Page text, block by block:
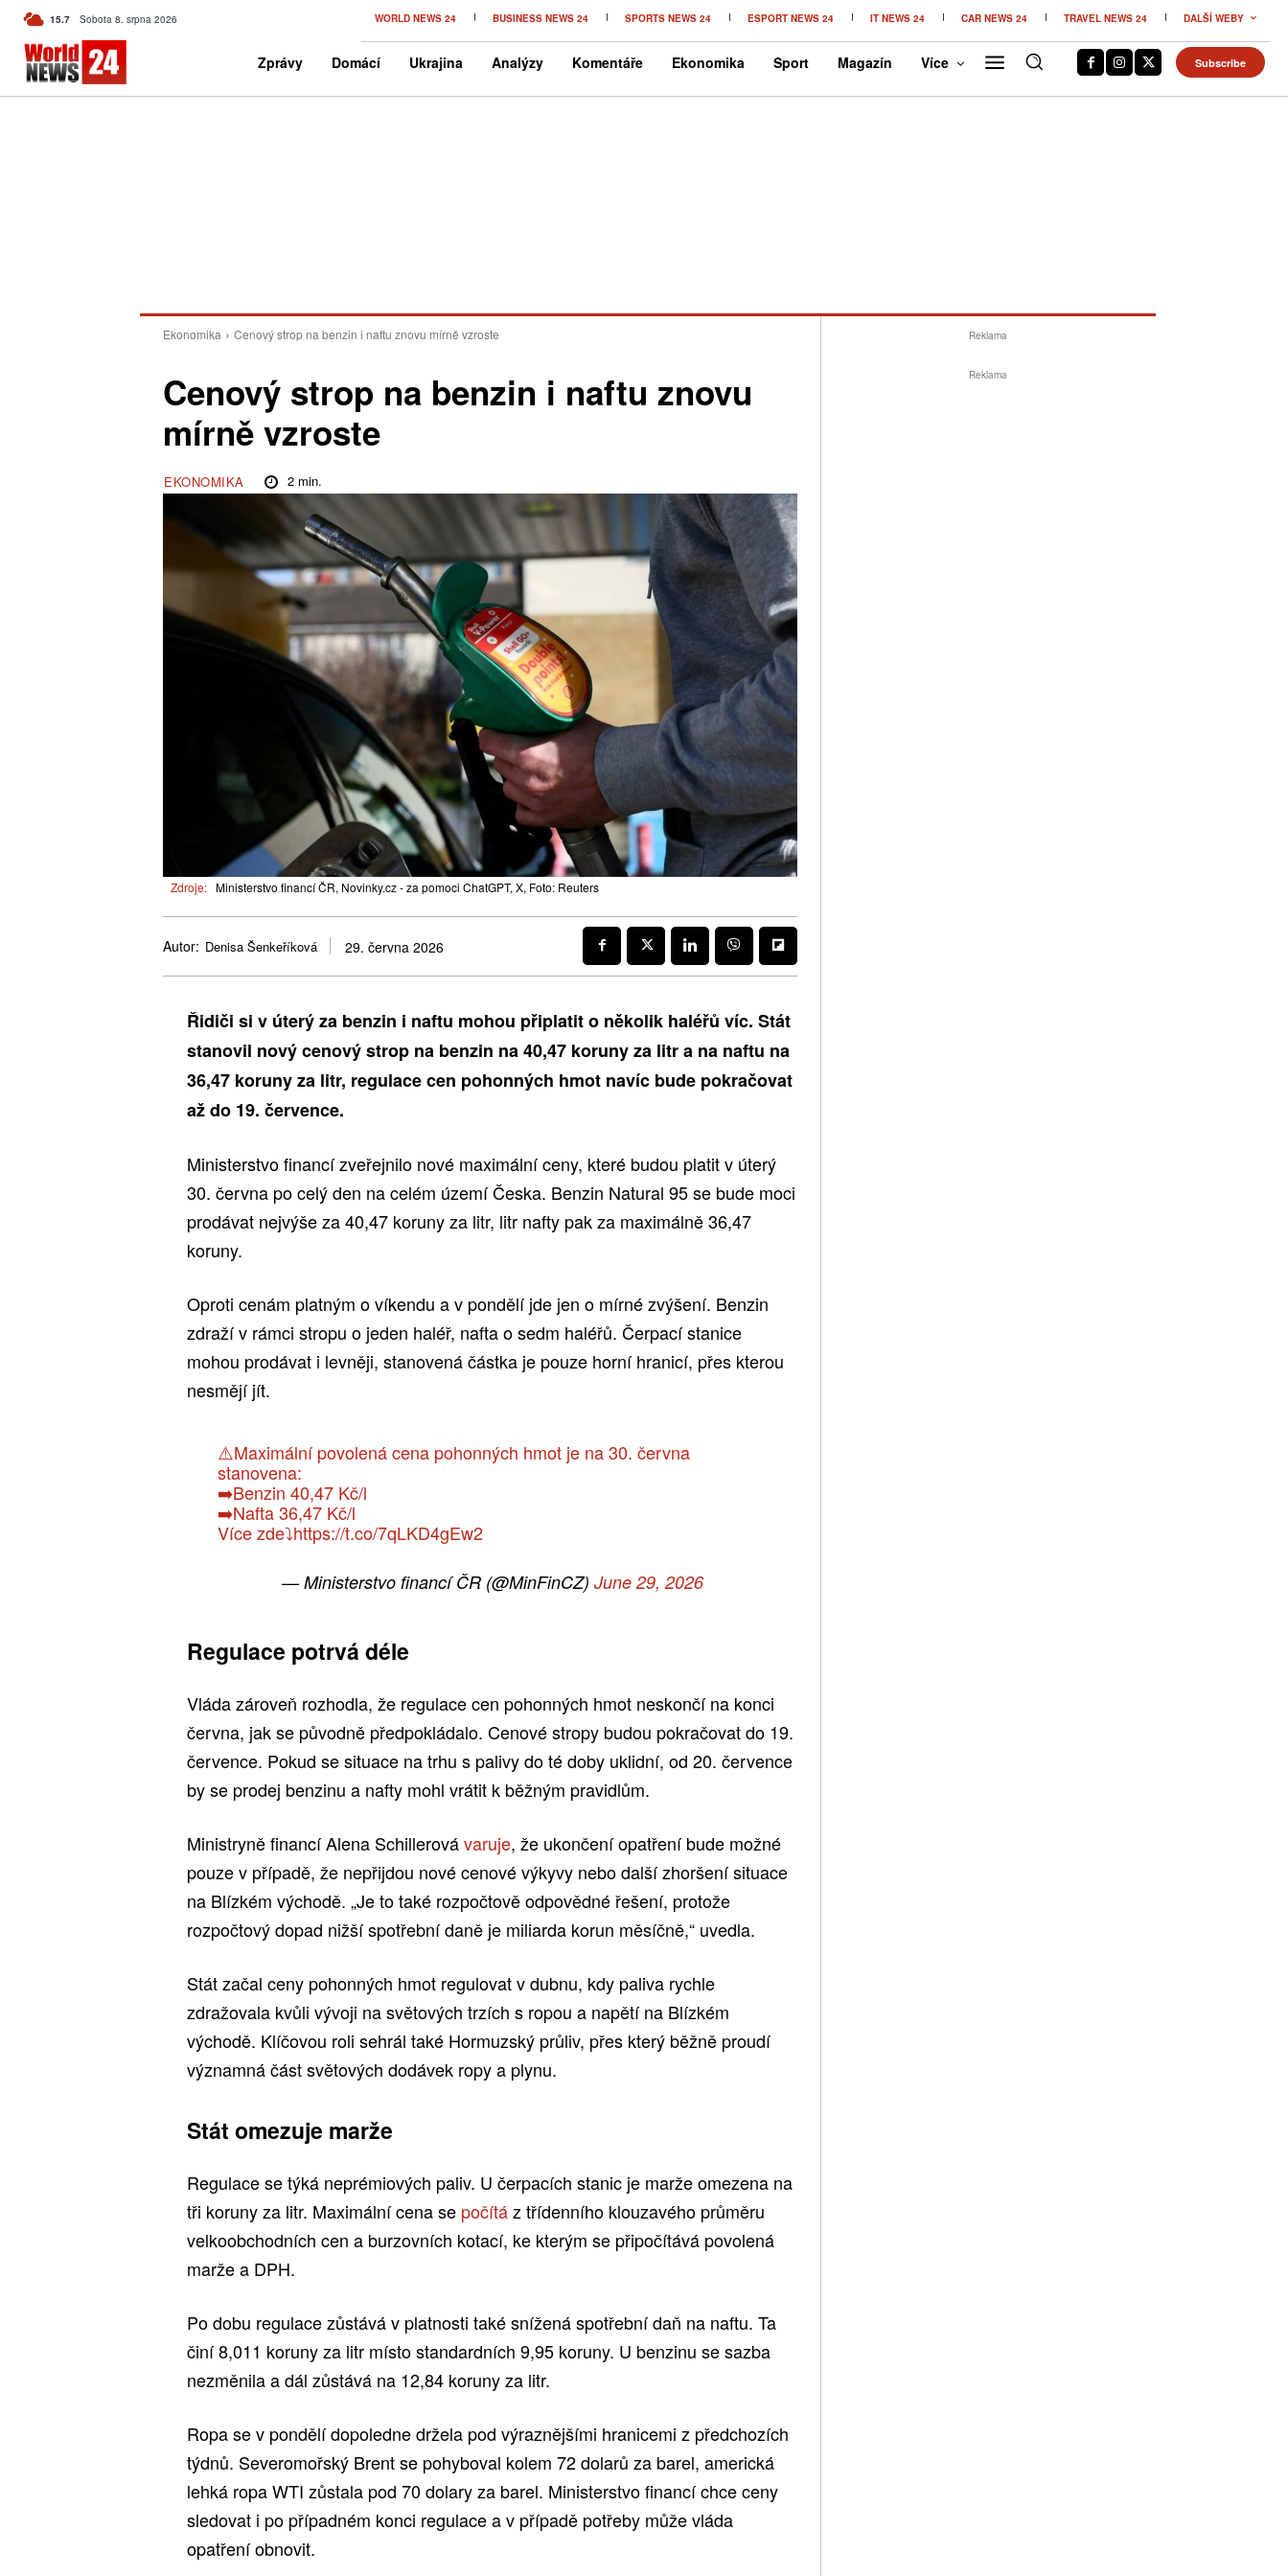
15.7 C Czech
Sobota 8. srpna 2026 WORLD NEWS 24 BUSINESS NEWS 24 SPORTS NEWS 24 ESPORT NEWS 24 IT NEWS 24 CAR NEWS 24 TRAVEL NEWS 24 DALŠÍ WEBY
Zprávy Domácí Ukrajina Analýzy Komentáře Ekonomika Sport Magazín Více Subscribe
Ekonomika Cenový strop na benzin i naftu znovu mírně vzroste
Cenový strop na benzin i naftu znovu
mírně vzroste
EKONOMIKA 2min.
Zdroje: Ministerstvo financí ČR, Novinky.cz - za pomoci ChatGPT, X, Foto: Reuters
Autor: Denisa Šenkeříková 29. června 2026
Řidiči si v úterý za benzin i naftu mohou připlatit o několik haléřů víc. Stát
stanovil nový cenový strop na benzin na 40,47 koruny za litr a na naftu na
36,47 koruny za litr, regulace cen pohonných hmot navíc bude pokračovat
až do 19. července.
Ministerstvo financí zveřejnilo nové maximální ceny, které budou platit v úterý
30. června po celý den na celém území Česka. Benzin Natural 95 se bude moci
prodávat nejvýše za 40,47 koruny za litr, litr nafty pak za maximálně 36,47
koruny.
Oproti cenám platným o víkendu a v pondělí jde jen o mírné zvýšení. Benzin
zdraží v rámci stropu o jeden haléř, nafta o sedm haléřů. Čerpací stanice
mohou prodávat i levněji, stanovená částka je pouze horní hranicí, přes kterou
nesmějí jít.
⚠️Maximální povolená cena pohonných hmot je na 30. června
stanovena:
➡️Benzin 40,47 Kč/l
➡️Nafta 36,47 Kč/l
Více zde⤵️https://t.co/7qLKD4gEw2
— Ministerstvo financí ČR (@MinFinCZ) June 29, 2026
Regulace potrvá déle
Vláda zároveň rozhodla, že regulace cen pohonných hmot neskončí na konci
června, jak se původně předpokládalo. Cenové stropy budou pokračovat do 19.
července. Pokud se situace na trhu s palivy do té doby uklidní, od 20. července
by se prodej benzinu a nafty mohl vrátit k běžným pravidlům.
Ministryně financí Alena Schillerovávaruje, že ukončení opatření bude možné
pouze v případě, že nepřijdou nové cenové výkyvy nebo další zhoršení situace
na Blízkém východě. „Je to také rozpočtově odpovědné řešení, protože
rozpočtový dopad nižší spotřební daně je miliarda korun měsíčně,“ uvedla.
Stát začal ceny pohonných hmot regulovat v dubnu, kdy paliva rychle
zdražovala kvůli vývoji na světových trzích s ropou a napětí na Blízkém
východě. Klíčovou roli sehrál také Hormuzský průliv, přes který běžně proudí
významná část světových dodávek ropy a plynu.
Stát omezuje marže
Regulace se týká neprémiových paliv. U čerpacích stanic je marže omezena na
tři koruny za litr. Maximální cena se počítáz třídenního klouzavého průměru
velkoobchodních cen a burzovních kotací, ke kterým se připočítává povolená
marže a DPH.
Po dobu regulace zůstává v platnosti také snížená spotřební daň na naftu. Ta
činí 8,011 koruny za litr místo standardních 9,95 koruny. U benzinu se sazba
nezměnila a dál zůstává na 12,84 koruny za litr.
Ropa se v pondělí dopoledne držela pod výraznějšími hranicemi z předchozích
týdnů. Severomořský Brent se pohyboval kolem 72 dolarů za barel, americká
lehká ropa WTI zůstala pod 70 dolary za barel. Ministerstvo financí chce ceny
sledovat i po případném konci regulace a v případě potřeby může vláda
opatření obnovit.
Reklama
Reklama